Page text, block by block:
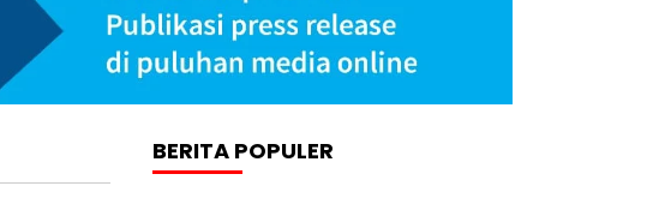
BERITA POPULER